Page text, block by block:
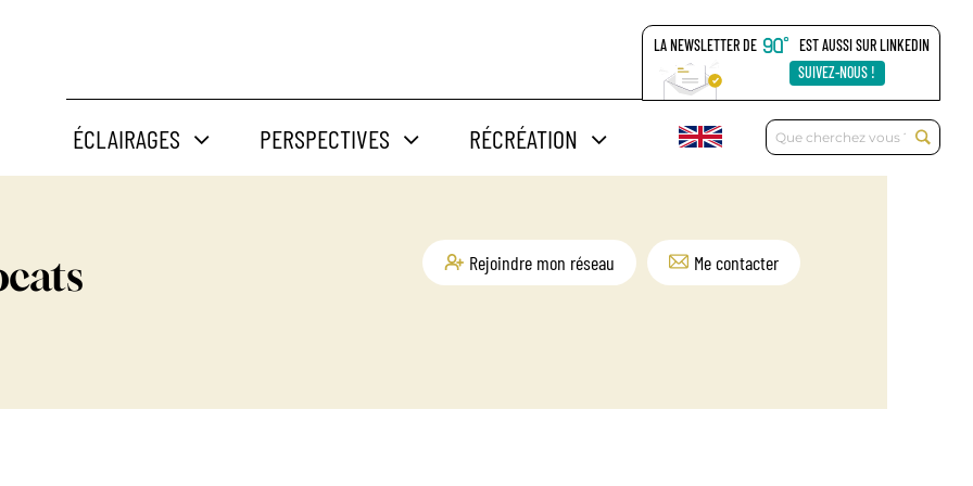
ÉCLAIRAGES PERSPECTIVES RÉCRÉATION Rechercher:
LA NEWSLETTER DE
EST AUSSI SUR LINKEDIN
SUIVEZ-NOUS !
Rejoindre mon réseau Me contacter